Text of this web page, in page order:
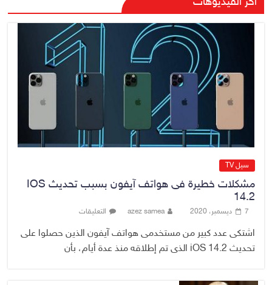
تظليل زجاج السيارات
صدور أمر قبض بحق وزير العمل
السابق أحمد الأسدي
No Comment
سيل TV
مشكلات خطيرة فى هواتف آيفون بسبب تحديث IOS
14.2
7 ديسمبر، 2020 azez samea التعليقات
اشتكى عدد كبير من مستخدمى هواتف آيفون الذين حصلوا على
تحديث iOS 14.2 الذى تم إطلاقه منذ عدة أيام، بأن